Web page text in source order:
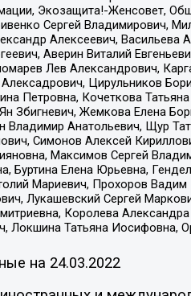
Экозащита!-Женсовет,
Сергей Владимирович,
Алексеевич, Васильева
Аверин Виталий
Лев Александрович,
Цирульников
Петровна, Кочеткова
Збигневич, Жемкова Елена
Владимир Анатольевич, Щур
Симонов Алексей
Максимов Сергей
Буртина Елена Юрьевна,
Мариевич, Прохоров
Лукашевский Сергей
Королева
Локшина Татьяна Иосифовна,
на 24.03.2022